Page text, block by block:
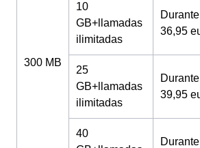
300 MB
10
GB+llamadas
ilimitadas
36,95
25
GB+llamadas
ilimitadas
39,95
40